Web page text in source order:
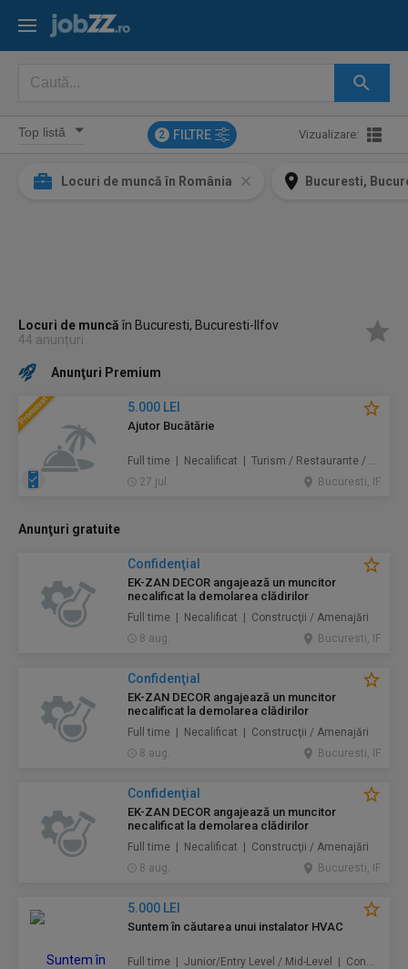
2 FILTRE Vizualizare:
Locuri de muncă în România Bucuresti,
Locuri de muncăîn Bucuresti, Bucuresti-Ilfov
44 anunțuri
Anunţuri Premium
5.000 LEI
Ajutor Bucătărie
Full time | Necalificat | Turism / Restaurante / Hoteluri
27 jul.
Bucuresti, IF
Anunţuri gratuite
Confidenţial
EK-ZAN DECOR angajează un muncitor
necalificat la demolarea clădirilor
Full time | Necalificat | Construcţii / Amenajări
8 aug.
Bucuresti, IF
Confidenţial
EK-ZAN DECOR angajează un muncitor
necalificat la demolarea clădirilor
Full time | Necalificat | Construcţii / Amenajări
8 aug.
Bucuresti, IF
Confidenţial
EK-ZAN DECOR angajează un muncitor
necalificat la demolarea clădirilor
Full time | Necalificat | Construcţii / Amenajări
8 aug.
Bucuresti, IF
5.000 LEI
Suntem în căutarea unui instalator HVAC
Full time | Junior/Entry Level / Mid-Level | Construcţii / Amenajări